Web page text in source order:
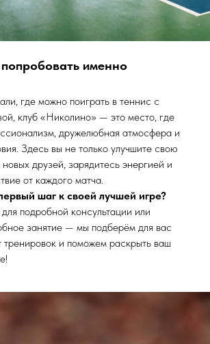
именно
где можно поиграть в теннис с
клуб «Николино» — это место, где
дружелюбная атмосфера и
Здесь вы не только улучшите свою
друзей, зарядитесь энергией и
от каждого матча.
шаг к своей лучшей игре?
подробной консультации или
занятие — мы подберём для вас
тренировок и поможем раскрыть ваш